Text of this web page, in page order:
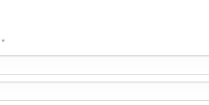
*